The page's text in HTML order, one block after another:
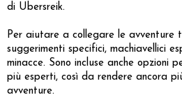
di Ubersreik.
Per aiutare a collegare le avventure
suggerimenti specifici, machiavellici
minacce. Sono incluse anche opzioni
più esperti, così da rendere ancora
avventure.